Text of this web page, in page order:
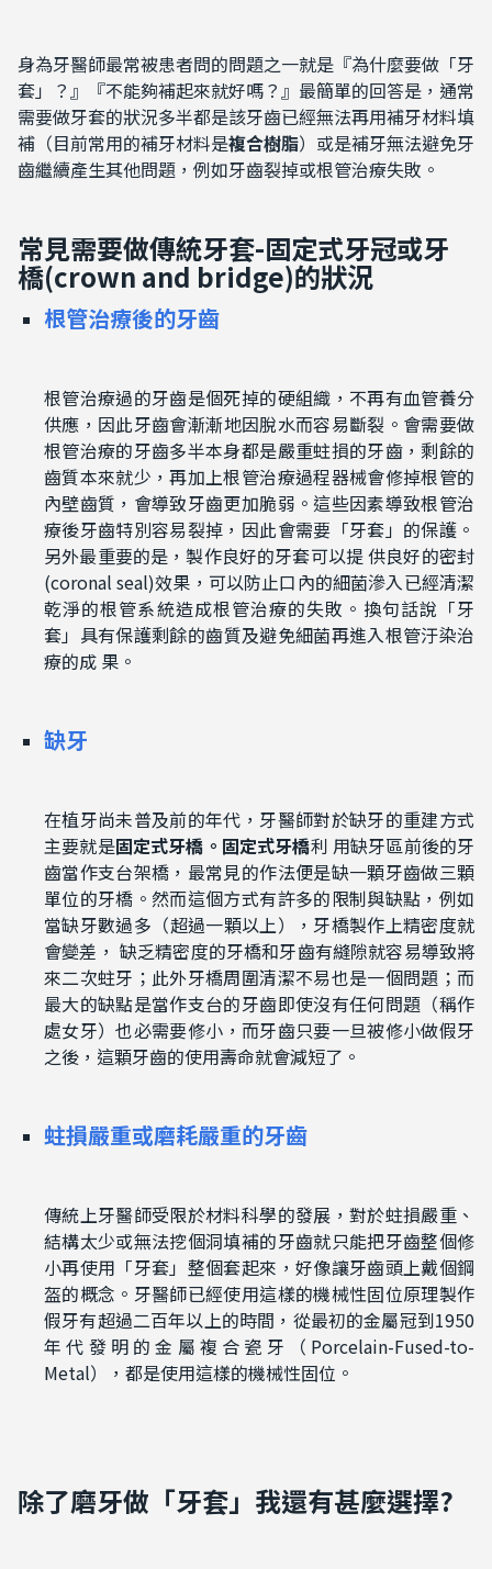
身為牙醫師最常被患者問的問題之一就是『為什麼要做「牙
套」？』『不能夠補起來就好嗎？』最簡單的回答是，通常
需要做牙套的狀況多半都是該牙齒已經無法再用補牙材料填
補（目前常用的補牙材料是複合樹脂）或是補牙無法避免牙
齒繼續產生其他問題，例如牙齒裂掉或根管治療失敗。
常見需要做傳統牙套-固定式牙冠或牙
橋(crown and bridge)的狀況
根管治療後的牙齒
根管治療過的牙齒是個死掉的硬組織 ， 不再有血管養分
供應 ， 因此牙齒會漸漸地因脫水而容易斷裂。會需要做
根管治療的牙齒多半本身都是嚴重蛀損的牙齒， 剩餘的
齒質本來就少，再加上根管治療過程器械會修掉根管的
內壁齒質，會導致牙齒更加脆弱。 這些因素導致根管治
療後牙齒特別容易裂掉，因此會需要「牙套」的保護。
另外最重要的是，製作良好的牙套可以提 供良好的密封
(coronal seal)效果，可以防止口內的細菌滲入已經清潔
乾淨的根管系統造成根管治療的失敗。 換句話說 「牙
套」 具有保護剩餘的齒質及避免細菌再進入根管汙染治
療的成 果。
缺牙
在植牙尚未普及前的年代，牙醫師對於缺牙的重建方式
主要就是固定式牙橋 。 固定式牙橋利 用缺牙區前後的牙
齒當作支台架橋，最常見的作法便是缺一顆牙齒做三顆
單位的牙橋。然而這個方式有許多的限制與缺點 ，例如
當缺牙數過多 （超過一顆以上） ，牙橋製作上精密度就
會變差 ， 缺乏精密度的牙橋和牙齒有縫隙就容易導致將
來二次蛀牙；此外牙橋周圍清潔不易也是一個問題；而
最大的缺點是當作支台的牙齒即使沒有任何問題（稱作
處女牙）也必需要修小， 而牙齒只要一旦被修小做假牙
之後，這顆牙齒的使用壽命就會減短了。
蛀損嚴重或磨耗嚴重的牙齒
傳統上牙醫師受限於材料科學的發展， 對於蛀損嚴重 、
結構太少或無法挖個洞填補的牙齒就只能把牙齒整個修
小再使用「牙套」整個套起來 ，好像讓牙齒頭上戴個鋼
盔的概念 。牙醫師已經使用這樣的機械性固位原理製作
假牙有超過二百年以上的時間 ，從最初的金屬冠到1950
年代發明的金屬複合瓷牙
（ Porcelain-Fused-to-
Metal） ，都是使用這樣的機械性固位 。
除了磨牙做「牙套」 我還有甚麼選擇?